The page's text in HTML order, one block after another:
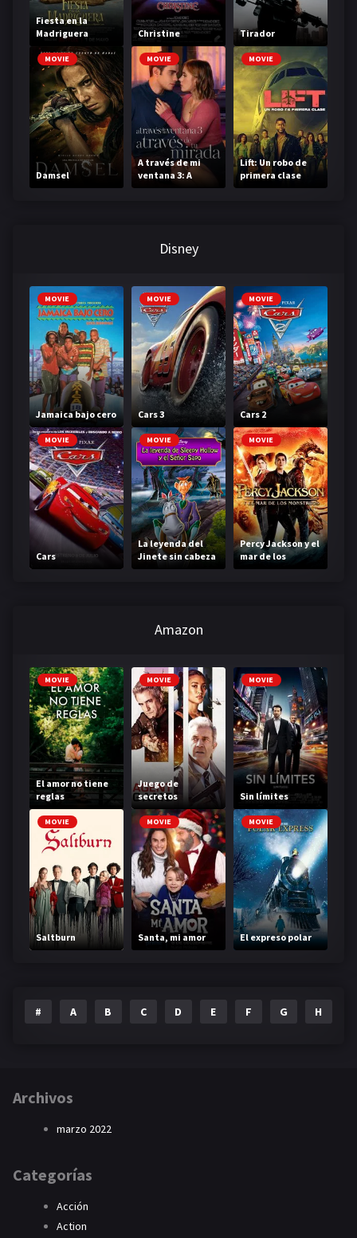
Fiesta en la
Madriguera
Christine Tirador
MOVIE
Damsel
MOVIE
A través de mi
ventana 3: A
través de tu
MOVIE
Lift: Un robo de
primera clase
Disney
MOVIE
Jamaica bajo cero
MOVIE
Cars 3
MOVIE
Cars 2
MOVIE
Cars
MOVIE
La leyenda del
Jinete sin cabeza
MOVIE
Percy Jackson y el
mar de los
monstruos
Amazon
MOVIE
El amor no tiene
reglas
MOVIE
Juego de
secretos
MOVIE
Sin límites
MOVIE
Saltburn
MOVIE
Santa, mi amor
MOVIE
El expreso polar
# A B C D E F G H
Archivos
marzo 2022
Categorías
Acción
Action